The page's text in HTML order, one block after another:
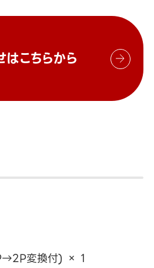
こちらから
変換付) × 1